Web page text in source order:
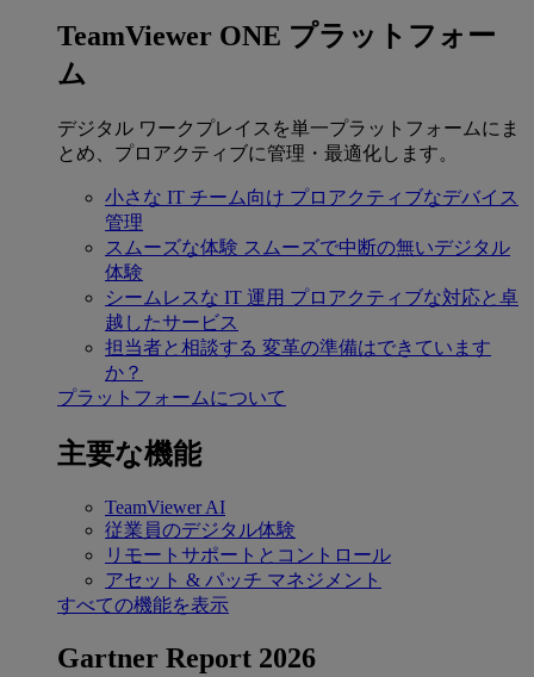
TeamViewer ONE プラットフォー
ム
デジタル ワークプレイスを単一プラットフォームにま
とめ、プロアクティブに管理・最適化します。
小さな IT チーム向け プロアクティブなデバイス
管理
スムーズな体験 スムーズで中断の無いデジタル
体験
シームレスな IT 運用 プロアクティブな対応と卓
越したサービス
担当者と相談する 変革の準備はできています
か？
プラットフォームについて
主要な機能
TeamViewer AI
従業員のデジタル体験
リモートサポートとコントロール
アセット & パッチ マネジメント
すべての機能を表示
Gartner Report 2026